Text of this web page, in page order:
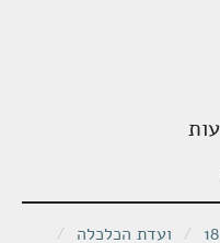
/ ועדת הכלכלה /